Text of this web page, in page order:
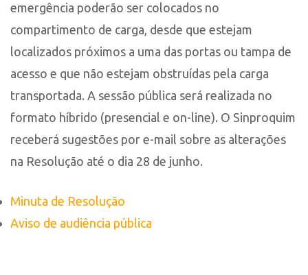
emergência poderão ser colocados no
compartimento de carga, desde que estejam
localizados próximos a uma das portas ou tampa de
acesso e que não estejam obstruídas pela carga
transportada. A sessão pública será realizada no
formato híbrido (presencial e on-line). O Sinproquim
receberá sugestões por e-mail sobre as alterações
na Resolução até o dia 28 de junho.
Minuta de Resolução
Aviso de audiência pública